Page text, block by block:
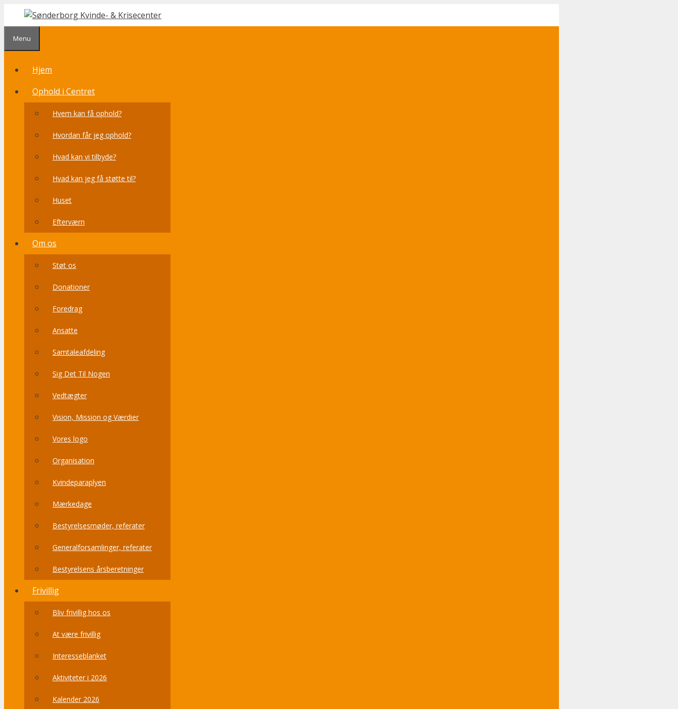
indhold
Menu
Hjem
Ophold i Centret
Hvem kan få ophold?
Hvordan får jeg ophold?
Hvad kan vi tilbyde?
Hvad kan jeg få støtte til?
Huset
Efterværn
Om os
Støt os
Donationer
Foredrag
Ansatte
Samtaleafdeling
Sig Det Til Nogen
Vedtægter
Vision, Mission og Værdier
Vores logo
Organisation
Kvindeparaplyen
Mærkedage
Bestyrelsesmøder, referater
Generalforsamlinger, referater
Bestyrelsens årsberetninger
Frivillig
Bliv frivillig hos os
At være frivillig
Interesseblanket
Aktiviteter i 2026
Kalender 2026